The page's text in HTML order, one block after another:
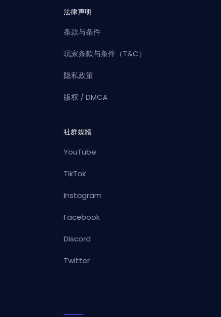
法律声明
条款与条件
玩家条款与条件（T&C）
隐私政策
版权 / DMCA
社群媒體
YouTube
TikTok
Instagram
Facebook
Discord
Twitter